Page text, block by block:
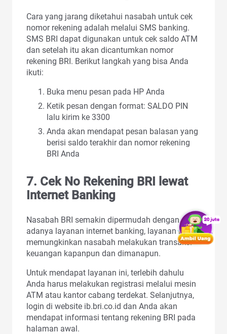
Cara yang jarang diketahui nasabah untuk cek
nomor rekening adalah melalui SMS banking.
SMS BRI dapat digunakan untuk cek saldo ATM
dan setelah itu akan dicantumkan nomor
rekening BRI. Berikut langkah yang bisa Anda
ikuti:
Buka menu pesan pada HP Anda
Ketik pesan dengan format: SALDO PIN
lalu kirim ke 3300
Anda akan mendapat pesan balasan yang
berisi saldo terakhir dan nomor rekening
BRI Anda
7. Cek No Rekening BRI lewat
Internet Banking
Nasabah BRI semakin dipermudah dengan
adanya layanan internet banking, layanan ini
memungkinkan nasabah melakukan transaksi
keuangan kapanpun dan dimanapun.
Untuk mendapat layanan ini, terlebih dahulu
Anda harus melakukan registrasi melalui mesin
ATM atau kantor cabang terdekat. Selanjutnya,
login di website ib.bri.co.id dan Anda akan
mendapat informasi tentang rekening BRI pada
halaman awal.